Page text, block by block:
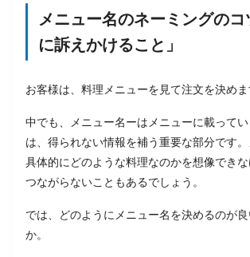
メニュー名のネーミングの
に訴えかけること」
お客様は、料理メニューを見て注文を決めま
中でも、メニュー名ーはメニューに載って
は、得られない情報を補う重要な部分です
具体的にどのような料理なのかを想像でき
つながらないこともあるでしょう。
では、どのようにメニュー名を決めるのが
か。